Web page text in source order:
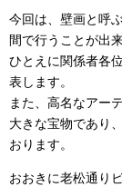
今回は、壁画と呼
間で行うことが出
ひとえに関係者各
表します。
また、高名なアー
大きな宝物であり
おります。
おおきに老松通り